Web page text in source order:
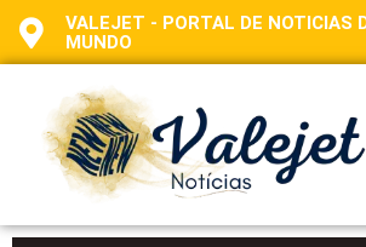
VALEJET - PORTAL DE NOTICIAS
MUNDO